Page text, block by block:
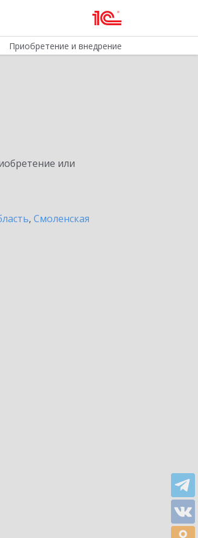
Приобретение и внедрение
или
, Смоленская